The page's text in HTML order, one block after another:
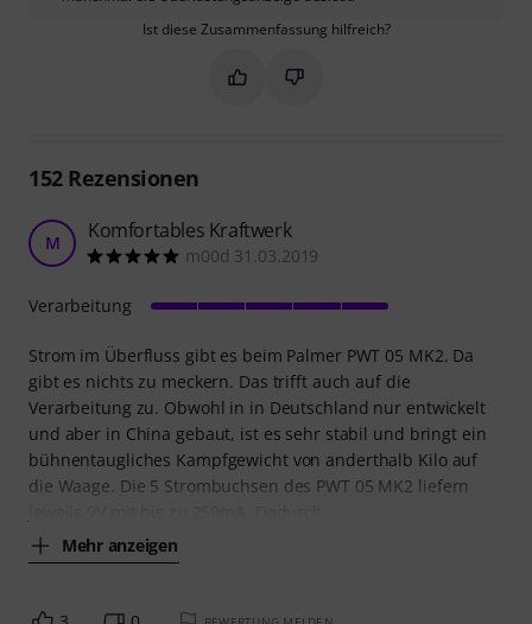
Ist diese Zusammenfassung hilfreich?
Markieren Sie diese
Markieren Sie diese
152Rezensionen
M Komfortables Kraftwerk
m00d 31.03.2019
Strom im Überfluss gibt es beim Palmer PWT 05 MK2. Da
gibt es nichts zu meckern. Das trifft auch auf die
Verarbeitung zu. Obwohl in in Deutschland nur entwickelt
und aber in China gebaut, ist es sehr stabil und bringt ein
bühnentaugliches Kampfgewicht von anderthalb Kilo auf
die Waage. Die 5 Strombuchsen des PWT 05 MK2 liefern
Mehr anzeigen
Verarbeitung